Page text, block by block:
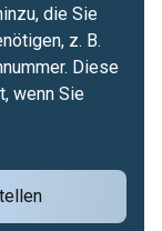
die Sie
z. B.
Diese
wenn Sie